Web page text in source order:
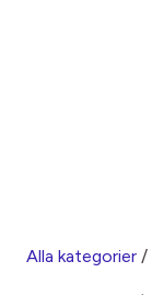
Alla kategorier /